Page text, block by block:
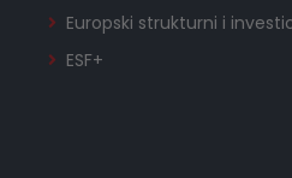
Europski strukturni i
ESF+